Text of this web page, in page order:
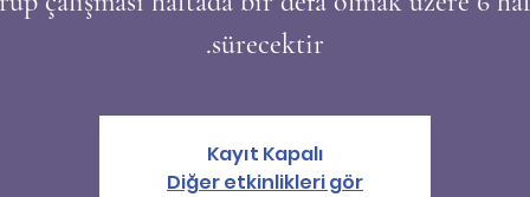
sürecektir.
Kayıt Kapalı
Diğer etkinlikleri gör